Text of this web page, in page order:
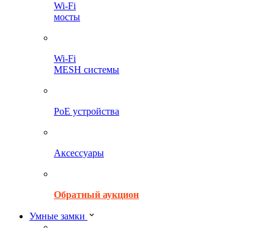
Wi-Fi
мосты
Wi-Fi
MESH системы
PoE устройства
Аксессуары
Обратный аукцион
Умные замки